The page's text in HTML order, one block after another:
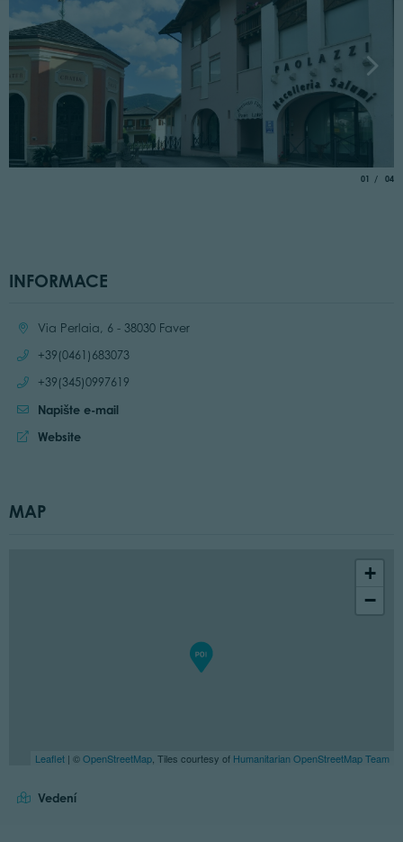
01 of
04
INFORMACE
Location:Via Perlaia, 6 - 38030 Faver
Call:
+39(0461)683073
Call:
+39(345)0997619
Napište e-mail
Website:
Website
MAP
+
−
Leaflet | ©OpenStreetMap , Tiles courtesy of Humanitarian OpenStreetMap Team
Vedení